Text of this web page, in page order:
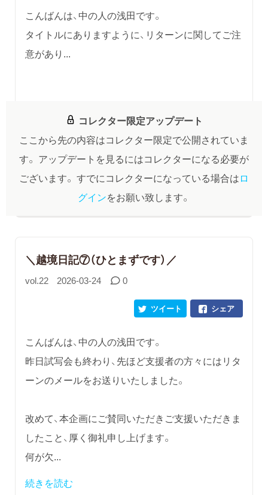
こんばんは、中の人の浅田です。
タイトルにありますように、リターンに関してご注
意があり...
コレクター限定アップデート
ここから先の内容はコレクター限定で公開されていま
す。 アップデートを見るにはコレクターになる必要が
ございます。 すでにコレクターになっている場合はロ
グインをお願い致します。
＼越境日記⑦（ひとまずです）／
vol.22 2026-03-24 0
シェア
ツイート
こんばんは、中の人の浅田です。
昨日試写会も終わり、先ほど支援者の方々にはリタ
ーンのメールをお送りいたしました。
改めて、本企画にご賛同いただきご支援いただきま
したこと、厚く御礼申し上げます。
何が欠...
続きを読む